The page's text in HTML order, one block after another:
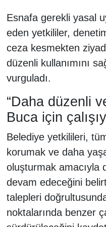
Esnafa gerekli yasal
eden yetkililer,
ceza kesmekten
düzenli kullanımını
vurguladı.
“Daha düzenli
Buca için
Belediye yetkilileri,
korumak ve daha
oluşturmak amacıyla
devam edeceğini
talepleri
noktalarında benzer